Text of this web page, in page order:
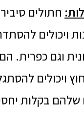
חתולים
ויכולים
וגם כפרית.
ויכולים
שלהם בקלות